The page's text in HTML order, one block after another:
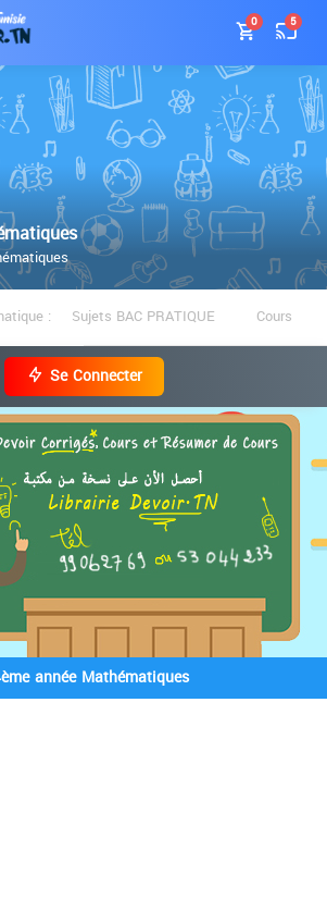
0 5
: Sujets BAC PRATIQUE Cours
Se Connecter
année Mathématiques